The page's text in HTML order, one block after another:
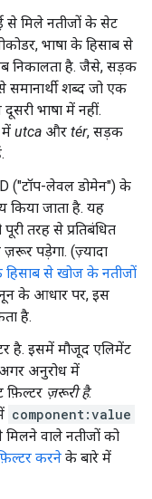
से मिले नतीजों के सेट
भाषा के हिसाब से
निकालता है. जैसे, सड़क
समानार्थी शब्द जो एक
भाषा में नहीं.
में utca और tér, सड़क
("टॉप-लेवल डोमेन") के
किया जाता है. यह
तरह से प्रतिबंधित
पड़ेगा. (ज़्यादा
हिसाब से खोज के नतीजों
के आधार पर, इस
है.
है. इसमें मौजूद एलिमेंट
अनुरोध में
फ़िल्टर ज़रूरी है.
component:value
मिलने वाले नतीजों को
करने के बारे में